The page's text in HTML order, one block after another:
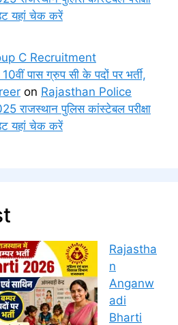
यहां चेक करें
C Recruitment
पास ग्रुप सी के पदों पर भर्ती,
on Rajasthan Police
पुलिस कांस्टेबल परीक्षा
यहां चेक करें
Rajastha
n
Anganw
adi
Bharti